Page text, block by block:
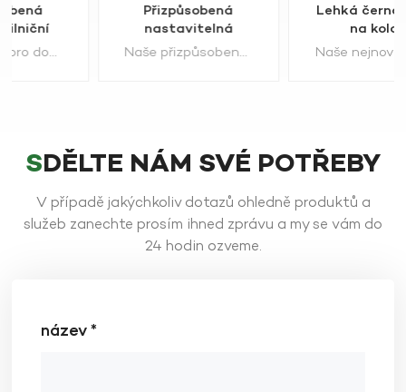
Přizpůsobená
nastavitelná
cyklistická přilba
Bezpečnostní přilba
Naše přizpůsobená nastavitelná cyklistická přilba s integrovanou výztuhou v EPS zajišťuje optimalizovanou stabilitu a zvýšenou bezpečnost. Přilba upřednostňuje pohodlí s ergonomickým polstrováním a nastavitelnými popruhy, které zajišťují přiléhavé přizpůsobení vašim preferencím.
ZJISTĚTE VÍCE
Lehká černá přilba
velkoobchodní Naše nejnovější designová lehká černá cyklistická přilba se schválením CE! Tato elegantní helma, vytvořená pro muže i ženy, kombinuje špičkový styl s certifikovanou bezpečností. Díky nastavitelným popruhům, ventilaci a lehké konstrukci nabízí pohodlí a ochranu pro jezdce všech věkových kategorií.
ZJISTĚTE VÍCE
SDĚLTE NÁM SVÉ POTŘEBY
V případě jakýchkoliv dotazů ohledně produktů a
služeb zanechte prosím ihned zprávu a my se vám do
24 hodin ozveme.
název *